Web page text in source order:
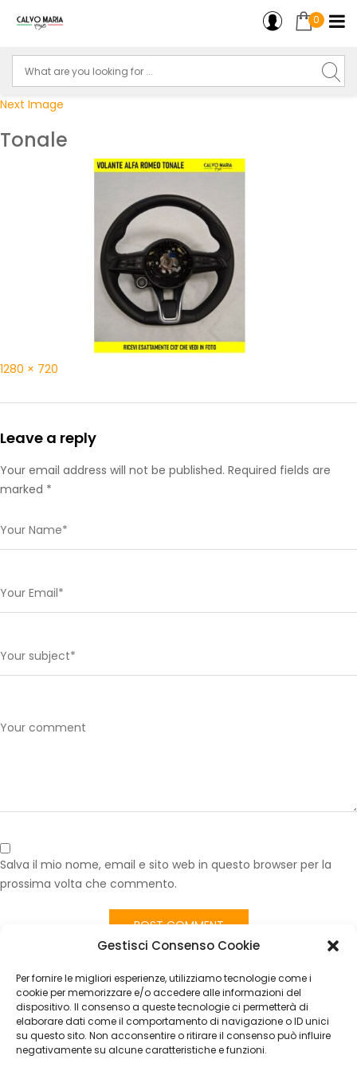
Gestisci Consenso Cookie
Per fornire le migliori esperienze, utilizziamo tecnologie come i
cookie per memorizzare e/o accedere alle informazioni del
dispositivo. Il consenso a queste tecnologie ci permetterà di
elaborare dati come il comportamento di navigazione o ID unici
su questo sito. Non acconsentire o ritirare il consenso può influire
negativamente su alcune caratteristiche e funzioni.
0
Next Image
Tonale
1280 × 720
Leave a reply
Your email address will not be published. Required fields are
marked *
Salva il mio nome, email e sito web in questo browser per la
prossima volta che commento.
Volante Usato Tonale 03/2022- in Pelle Nero con
CATEGORIES
Nessuna categoria